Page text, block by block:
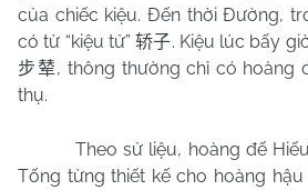
của chiếc kiệu. Đến thời Đường,
có từ “kiệu tử”轿子. Kiệu lúc bấy
步辇, thông thường chỉ có hoàng
thụ.
Theo sử liệu, hoàng đế
Tống từng thiết kế cho hoàng hậu